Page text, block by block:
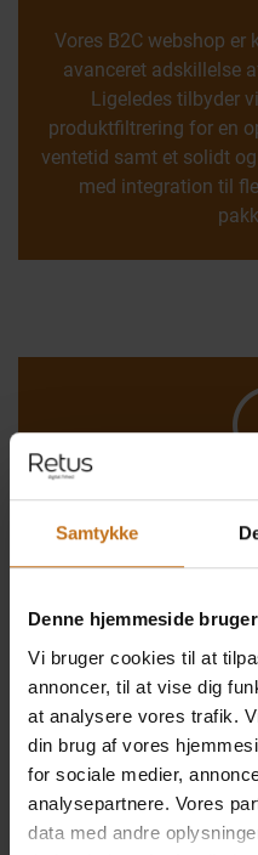
Samtykke
Denne hjemmeside
Vi bruger cookies til at
annoncer, til at vise dig
at analysere vores trafik.
din brug af vores
for sociale medier,
analysepartnere. Vores
data med andre
Vores B2C webshop
avanceret adskillelse
Ligeledes tilbyder
produktfiltrering for en
ventetid samt et solidt
med integration til
Stor
får du fuld temastyring
forbindelse med Black
over systemtekster,
multimedier, tekster